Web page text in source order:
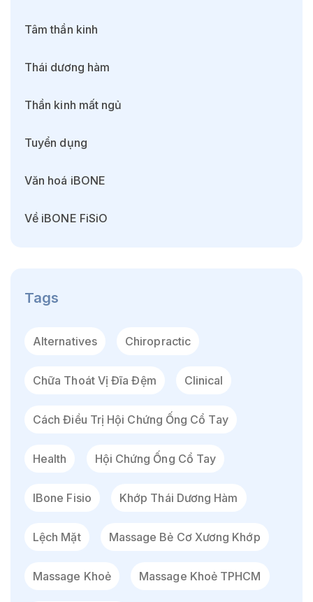
Tâm thần kinh
Thái dương hàm
Thần kinh mất ngủ
Tuyển dụng
Văn hoá iBONE
Về iBONE FiSiO
Tags
Alternatives Chiropractic
Chữa Thoát Vị Đĩa Đệm Clinical
Cách Điều Trị Hội Chứng Ống Cổ Tay
Health Hội Chứng Ống Cổ Tay
IBone Fisio Khớp Thái Dương Hàm
Lệch Mặt Massage Bẻ Cơ Xương Khớp
Massage Khoẻ Massage Khoẻ TPHCM